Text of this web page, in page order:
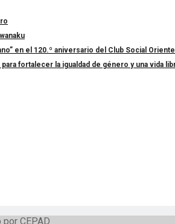
en el 120.º aniversario del Club Social
fortalecer la igualdad de género y una vida
CEPAD